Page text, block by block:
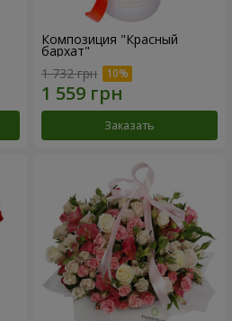
Композиция "Красный
бархат"
1 732 грн
Заказать